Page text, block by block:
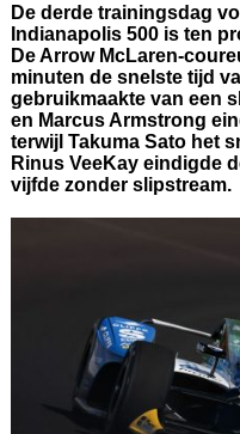
De derde trainingsdag
Indianapolis 500 is ten
De Arrow McLaren-
minuten de snelste tijd
gebruikmaakte van een
en Marcus Armstrong
terwijl Takuma Sato het
Rinus VeeKay eindigde
vijfde zonder slipstream.